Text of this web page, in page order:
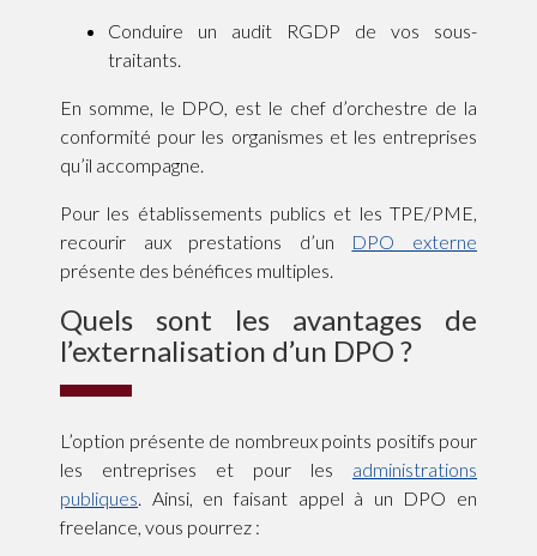
Conduire un audit RGDP de vos sous-
traitants.
En somme, le DPO, est le chef d’orchestre de la
conformité pour les organismes et les entreprises
qu’il accompagne.
Pour les établissements publics et les TPE/PME,
recourir aux prestations d’un DPO externe
présente des bénéfices multiples.
Quels sont les avantages de
l’externalisation d’un DPO ?
L’option présente de nombreux points positifs pour
les entreprises et pour les administrations
publiques. Ainsi, en faisant appel à un DPO en
freelance, vous pourrez :